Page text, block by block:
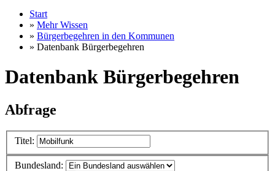
Start
» Mehr Wissen
» Bürgerbegehren in den Kommunen
» Datenbank Bürgerbegehren
Datenbank Bürgerbegehren
Abfrage
Titel:
Bundesland: